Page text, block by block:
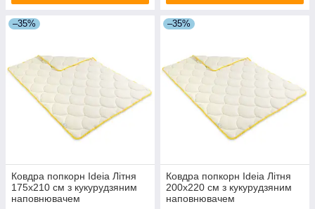
–35%
Ковдра попкорн Ideia Літня
175х210 см з кукурудзяним
наповнювачем
–35%
Ковдра попкорн Ideia Літня
200х220 см з кукурудзяним
наповнювачем